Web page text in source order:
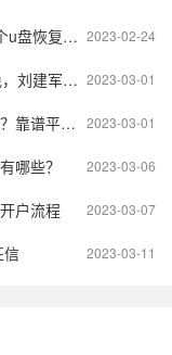
2023-02-24
软件介绍
2023-03-01
府代理市长
2023-03-01
化低至5.07%
2023-03-06
哪些？
2023-03-07
户流程
2023-03-11
信